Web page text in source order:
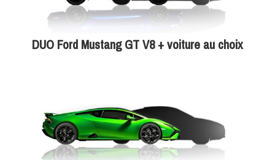
DUO Ford Mustang GT V8 + voiture au choix